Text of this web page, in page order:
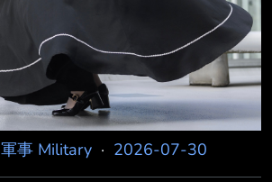
軍事 Military · 2026-07-30